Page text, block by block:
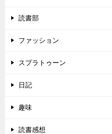
読書部
ファッション
スプラトゥーン
日記
趣味
読書感想